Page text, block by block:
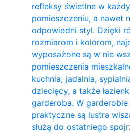
refleksy świetlne w
pomieszczeniu, a nawet
odpowiedni styl. Dzięki
rozmiarom i kolorom,
wyposażone są w nie
pomieszczenia
kuchnia, jadalnia,
dziecięcy, a także
garderoba. W
praktyczne są lustra
służą do ostatniego